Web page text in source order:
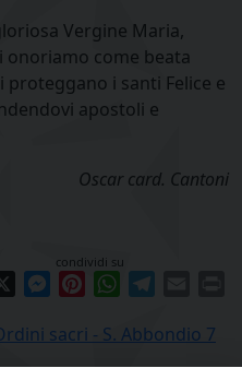
Vergine Maria,
onoriamo come beata
proteggano i santi Felice e
apostoli e
Oscar card. Cantoni
condividi su
Messenger
PinterestWhatsApp
sacri - S. Abbondio 7